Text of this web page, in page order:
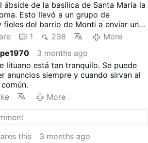
ábside de la basílica de Santa María la
Esto llevó a un grupo de
fieles del barrio de Monti a enviar una
al arcipreste Rolandas Makrickas,
que calificaron de "comercialización"
basílica. Las pantallas se instalaron
obras de restauración que
a finales de 2024. En aquel entonces,
vaticanos afirmaron que los
ayudaban a cubrir los costes
de cara al Jubileo.
1 238
More
3 months ago
lituano está tan tranquilo. Se puede
anuncios siempre y cuando sirvan al
More
this
3 months ago